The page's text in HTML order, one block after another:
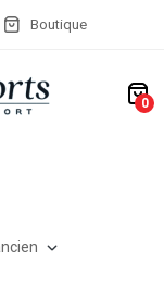
Boutique
0